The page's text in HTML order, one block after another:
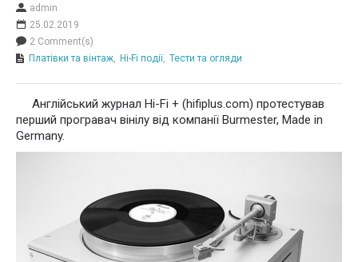
admin
25.02.2019
2 Comment(s)
Платівки та вінтаж, Hi-Fi події, Тести та огляди
Англійський журнал Hi-Fi + (hifiplus.com) протестував
перший програвач вінілу від компанії Burmester, Made in
Germany.